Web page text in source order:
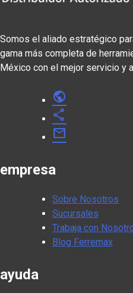
Somos el aliado estratégico
gama más completa de
México con el mejor servicio y
public
share
mail
empresa
Sobre Nosotros
Sucursales
Trabaja con
Blog Ferremax
ayuda